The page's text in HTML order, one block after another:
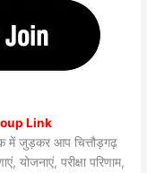
Link
में जुड़कर आप चित्तौड़गढ़
योजनाएं, परीक्षा परिणाम,